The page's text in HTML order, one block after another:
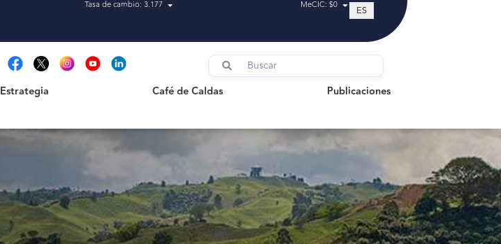
Tasa de cambio: 3.177 MeCIC: $0 ES
Estrategia Café de Caldas Publicaciones
Publicaciones